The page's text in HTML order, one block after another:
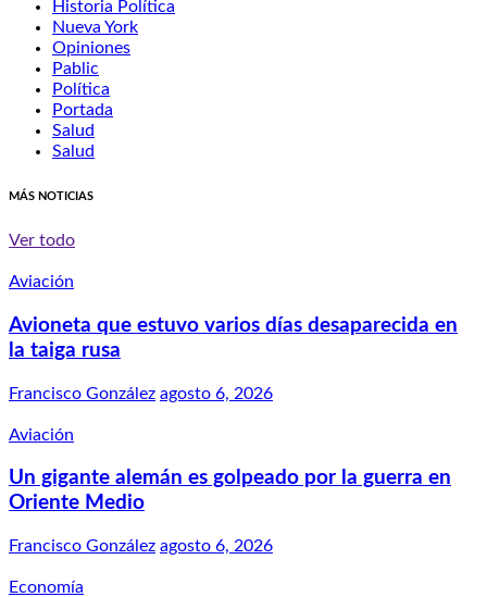
Historia Política
Nueva York
Opiniones
Pablic
Política
Portada
Salud
Salud
MÁS NOTICIAS
Ver todo
Aviación
Avioneta que estuvo varios días desaparecida en
la taiga rusa
Francisco González agosto 6, 2026
Aviación
Un gigante alemán es golpeado por la guerra en
Oriente Medio
Francisco González agosto 6, 2026
Economía